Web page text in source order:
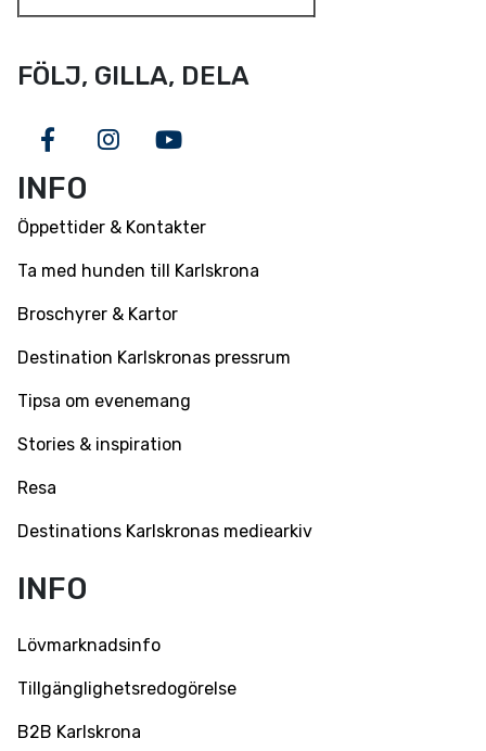
FÖLJ, GILLA, DELA
FacebookInstagram
Youtube
INFO
Öppettider & Kontakter
Ta med hunden till Karlskrona
Broschyrer & Kartor
Destination Karlskronas pressrum
Tipsa om evenemang
Stories & inspiration
Resa
Destinations Karlskronas mediearkiv
INFO
Lövmarknadsinfo
Tillgänglighetsredogörelse
B2B Karlskrona